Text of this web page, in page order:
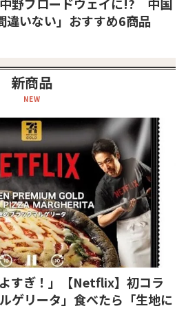
違いない」おすすめ6商品
新商品
NEW
よすぎ！」【Netflix】初コラ
ゲリータ」食べたら「生地に